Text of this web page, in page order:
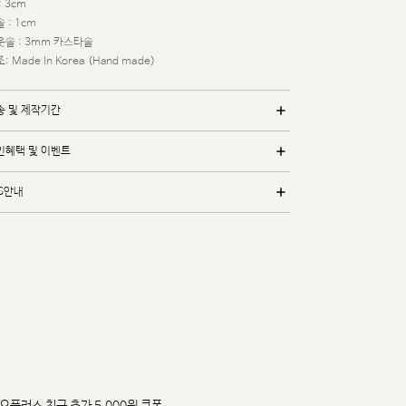
3cm
: 1cm
솔 : 3mm 카스타솔
: Made In Korea (Hand made)
및 제작기간
혜택 및 이벤트
내